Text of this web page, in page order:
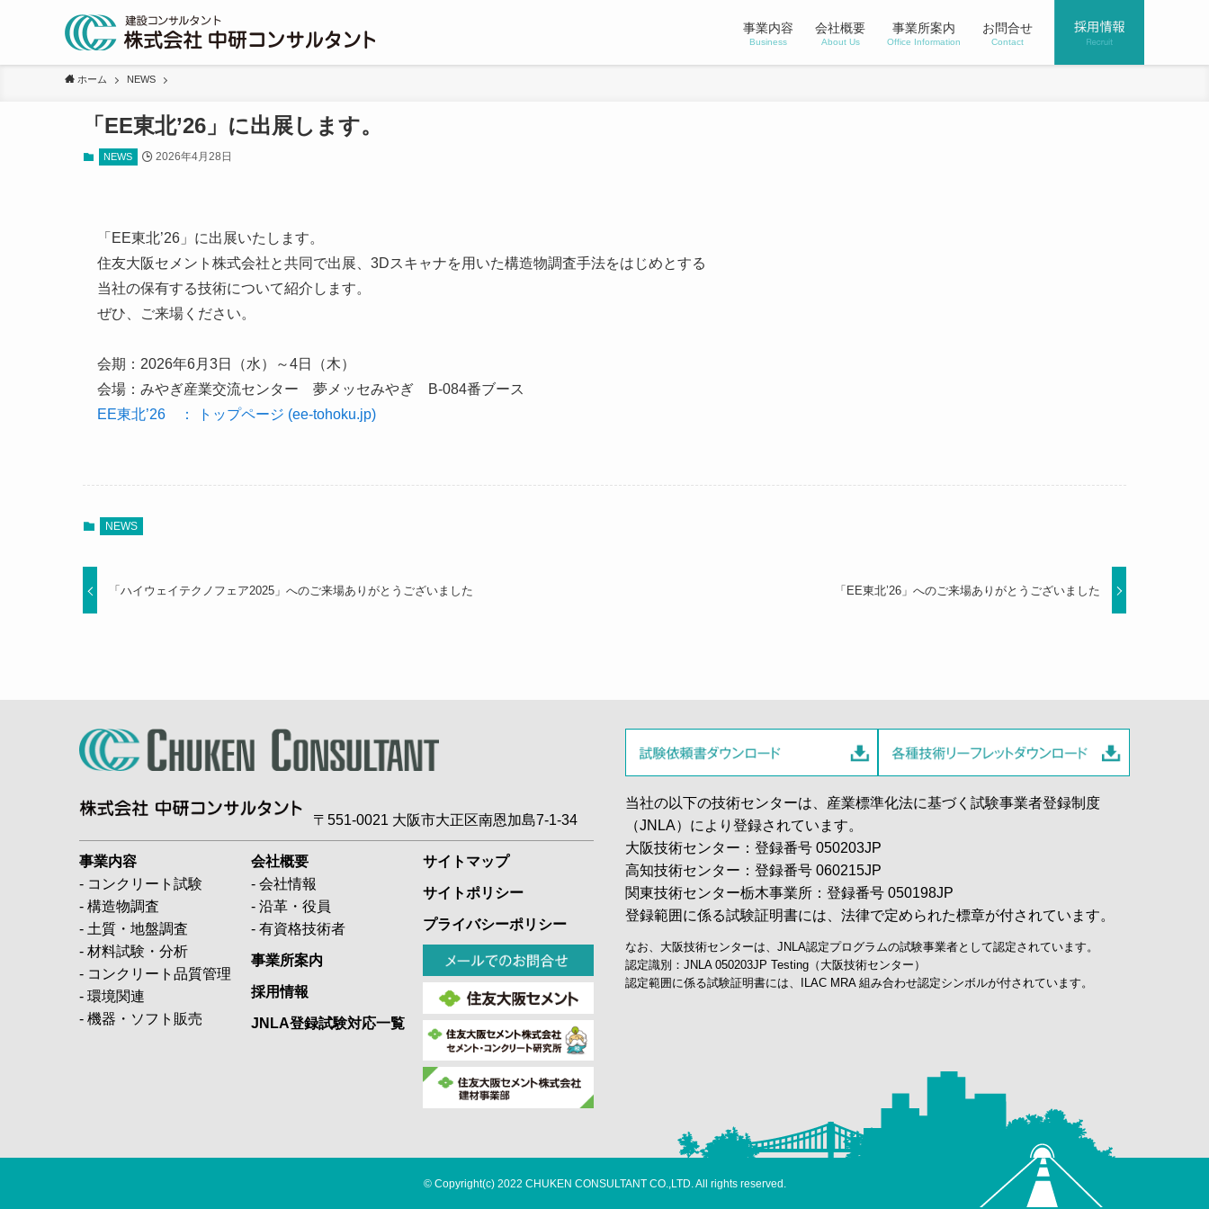
事業内容
Business
会社概要
About Us
事業所案内
Office Information
お問合せ
Contact
ホーム NEWS
「EE東北’26」に出展します。
NEWS 2026年4月28日
「EE東北’26」に出展いたします。
住友大阪セメント株式会社と共同で出展、3Dスキャナを用いた構造物調査手法をはじめとする
当社の保有する技術について紹介します。
ぜひ、ご来場ください。
会期：2026年6月3日（水）～4日（木）
会場：みやぎ産業交流センター 夢メッセみやぎ B-084番ブース
EE東北’26 ： トップページ (ee-tohoku.jp)
NEWS
「ハイウェイテクノフェア2025」へのご来場ありがとうございました 「EE東北’26」へのご来場ありがとうございました
〒551-0021 大阪市大正区南恩加島7-1-34
事業内容
- コンクリート試験
- 構造物調査
- 土質・地盤調査
- 材料試験・分析
- コンクリート品質管理
- 環境関連
- 機器・ソフト販売
会社概要
- 会社情報
- 沿革・役員
- 有資格技術者
事業所案内
採用情報
JNLA登録試験対応一覧
サイトマップ
サイトポリシー
プライバシーポリシー
当社の以下の技術センターは、産業標準化法に基づく試験事業者登録制度
（JNLA）により登録されています。
大阪技術センター：登録番号 050203JP
高知技術センター：登録番号 060215JP
関東技術センター栃木事業所：登録番号 050198JP
登録範囲に係る試験証明書には、法律で定められた標章が付されています。
なお、大阪技術センターは、JNLA認定プログラムの試験事業者として認定されています。
認定識別：JNLA 050203JP Testing（大阪技術センター）
認定範囲に係る試験証明書には、ILAC MRA 組み合わせ認定シンボルが付されています。
©Copyright(c) 2022 CHUKEN CONSULTANT CO.,LTD. All rights reserved.